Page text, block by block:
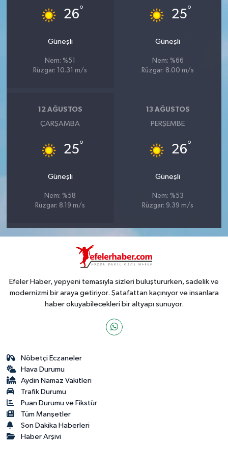
26°
Güneşli
Nem: %51
Rüzgar: 10.31 m/s
25°
Güneşli
Nem: %66
Rüzgar: 8.00 m/s
12 AĞUSTOS
ÇARŞAMBA
25°
Güneşli
Nem: %58
Rüzgar: 8.19 m/s
13 AĞUSTOS
PERŞEMBE
26°
Güneşli
Nem: %53
Rüzgar: 9.39 m/s
Efeler Haber, yepyeni temasıyla sizleri buluştururken, sadelik ve
modernizmi bir araya getiriyor. Şatafattan kaçınıyor ve insanlara
haber okuyabilecekleri bir altyapı sunuyor.
Nöbetçi Eczaneler
Hava Durumu
Aydin Namaz Vakitleri
Trafik Durumu
Puan Durumu ve Fikstür
Tüm Manşetler
Son Dakika Haberleri
Haber Arşivi